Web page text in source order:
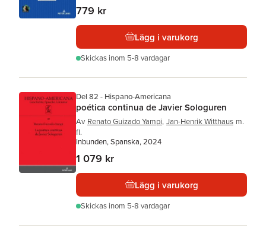
779 kr
Lägg i varukorg
Skickas inom 5-8 vardagar
Del 82 - Hispano-Americana
poética continua de Javier Sologuren
Av Renato Guizado Yampi, Jan-Henrik Witthaus m.
fl.
Inbunden, Spanska, 2024
1 079 kr
Lägg i varukorg
Skickas inom 5-8 vardagar